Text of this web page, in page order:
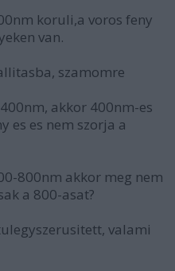
koruli,a voros feny
van.
szamomre
akkor 400nm-es
es es nem szorja a
800nm akkor meg nem
a 800-asat?
valami